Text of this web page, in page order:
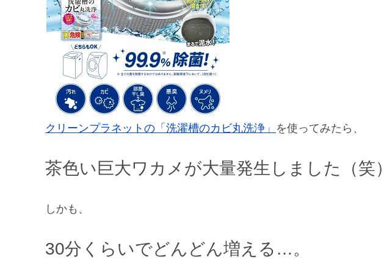
クリーンプラネットの「洗濯槽のカビ丸洗浄」 を使ってみたら、
茶色い巨大ワカメが大量発生しました（笑）
しかも、
30分くらいでどんどん増える…。